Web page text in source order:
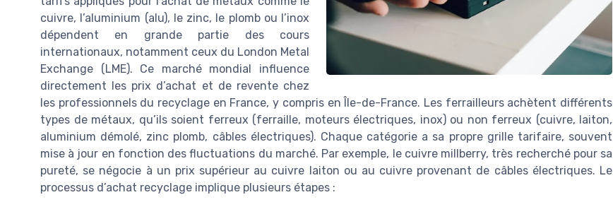
cuivre, l’aluminium (alu), le zinc, le plomb ou l’inox
dépendent en grande partie des cours
internationaux, notamment ceux du London Metal
Exchange (LME). Ce marché mondial influence
directement les prix d’achat et de revente chez
les professionnels du recyclage en France, y compris en Île-de-France. Les ferrailleurs achètent différents
types de métaux, qu’ils soient ferreux (ferraille, moteurs électriques, inox) ou non ferreux (cuivre, laiton,
aluminium démolé, zinc plomb, câbles électriques). Chaque catégorie a sa propre grille tarifaire, souvent
mise à jour en fonction des fluctuations du marché. Par exemple, le cuivre millberry, très recherché pour sa
pureté, se négocie à un prix supérieur au cuivre laiton ou au cuivre provenant de câbles électriques. Le
processus d’achat recyclage implique plusieurs étapes :